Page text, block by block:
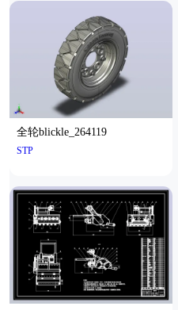
全轮blickle_264119
STP